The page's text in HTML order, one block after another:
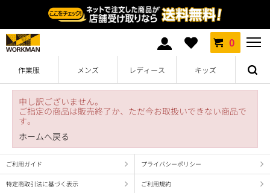
0
作業服 メンズ レディース キッズ
申し訳ございません。
ご指定の商品は販売終了か、ただ今お取扱いできない商品で
す。
ホームへ戻る
ご利用ガイド プライバシーポリシー
特定商取引法に基づく表示 ご利用規約